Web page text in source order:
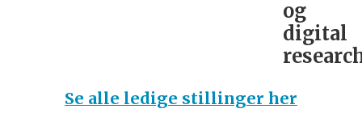
og
digital
Se alle ledige stillinger her